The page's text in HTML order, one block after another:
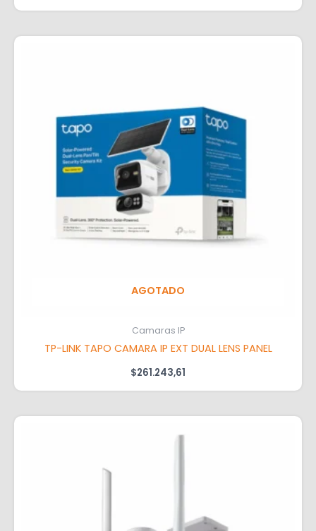
AGOTADO
Camaras IP
TP-LINK TAPO CAMARA IP EXT DUAL LENS PANEL
$261.243,61